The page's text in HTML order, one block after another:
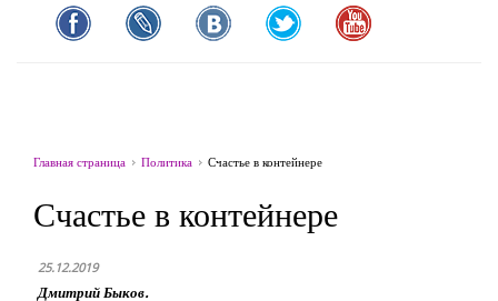
Главная страница Политика Счастье в контейнере
Счастье в контейнере
25.12.2019
Дмитрий Быков.